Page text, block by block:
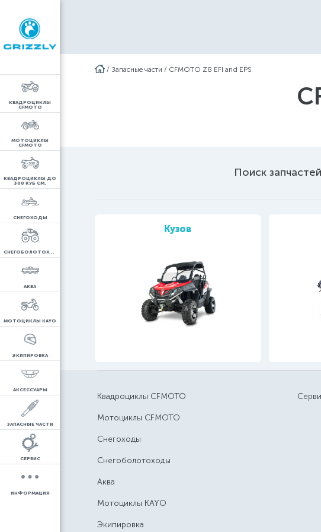
КВАДРОЦИКЛЫ
CFMOTO
МОТОЦИКЛЫ
CFMOTO
КВАДРОЦИКЛЫ ДО
300 КУБ СМ.
СНЕГОХОДЫ
СНЕГОБОЛОТОХОДЫ
АКВА
МОТОЦИКЛЫ KAYO
ЭКИПИРОВКА
АКСЕССУАРЫ
ЗАПАСНЫЕ ЧАСТИ
СЕРВИС
ИНФОРМАЦИЯ
/ Запасные части / CFMOTO Z8 EFI and EPS
Поиск запчастей
Кузов
Квадроциклы CFMOTO
Мотоциклы CFMOTO
Снегоходы
Снегоболотоходы
Аква
Мотоциклы KAYO
Экипировка